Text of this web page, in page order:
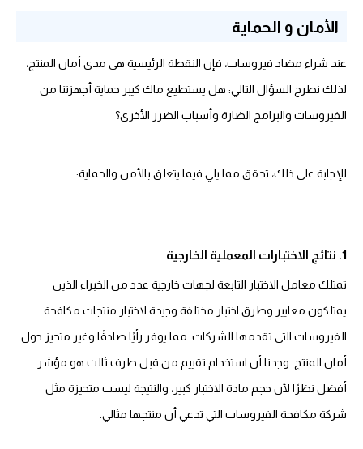
الأمان و الحماية
عند شراء مضاد فيروسات، فإن النقطة الرئيسية هي مدى أمان المنتج،
لذلك نطرح السؤال التالي: هل يستطيع ماك كيبر حماية أجهزتنا من
الفيروسات والبرامج الضارة وأسباب الضرر الأخرى؟
للإجابة على ذلك، تحقق مما يلي فيما يتعلق بالأمن والحماية:
1. نتائج الاختبارات المعملية الخارجية
تمتلك معامل الاختبار التابعة لجهات خارجية عدد من الخبراء الذين
يمتلكون معايير وطرق اختبار مختلفة وجيدة لاختبار منتجات مكافحة
الفيروسات التي تقدمها الشركات. مما يوفر رأيًا صادقًا وغير متحيز حول
أمان المنتج. وجدنا أن استخدام تقييم من قبل طرف ثالث هو مؤشر
أفضل نظرًا لأن حجم مادة الاختبار كبير، والنتيجة ليست متحيزة مثل
شركة مكافحة الفيروسات التي تدعي أن منتجها مثالي.